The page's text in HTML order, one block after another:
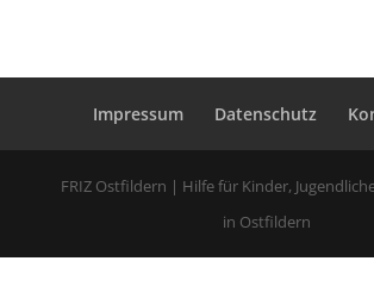
Impressum Datenschutz
FRIZ Ostfildern | Hilfe für Kinder,
in Ostfildern